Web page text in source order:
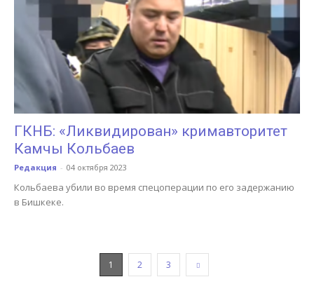
ГКНБ: «Ликвидирован» кримавторитет
Камчы Кольбаев
Редакция - 04 октября 2023
Кольбаева убили во время спецоперации по его задержанию
в Бишкеке.
1 2 3